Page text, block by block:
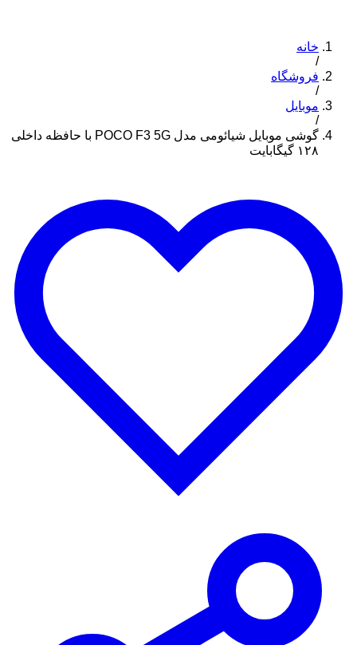
خانه
/
فروشگاه
/
موبایل
/
گوشی موبایل شیائومی مدل POCO F3 5G با حافظه داخلی
۱۲۸ گیگابایت